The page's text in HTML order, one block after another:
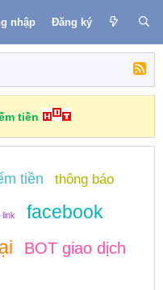
nhập Đăng ký
tiền
tiền thông báo
link facebook
BOT giao dịch